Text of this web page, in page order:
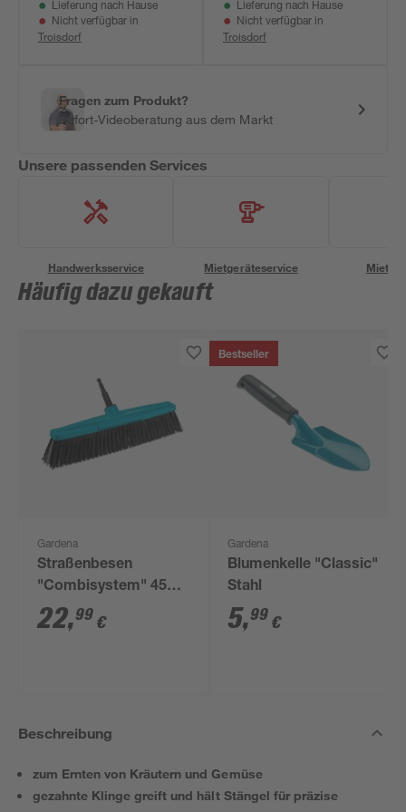
Lieferung nach Hause
Nicht verfügbar in
Troisdorf
Lieferung nach Hause
Nicht verfügbar in
Troisdorf
Fragen zum Produkt?
Sofort-Videoberatung aus dem Markt
Unsere passenden Services
Handwerksservice Mietgeräteservice
Häufig dazu gekauft
Gardena
Straßenbesen
"Combisystem" 45
cm
22,99 €
Bestseller
Gardena
Blumenkelle "Classic"
Stahl
5,99 €
Beschreibung
zum Ernten von Kräutern und Gemüse
gezahnte Klinge greift und hält Stängel für präzise